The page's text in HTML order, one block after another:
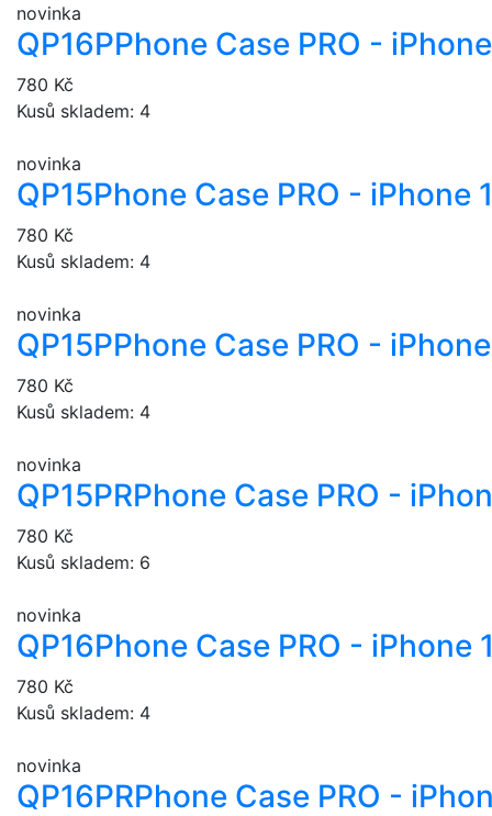
novinka
QP16PPhone Case PRO -
780 Kč
Kusů skladem: 4
novinka
QP15Phone Case PRO - iPhone
780 Kč
Kusů skladem: 4
novinka
QP15PPhone Case PRO -
780 Kč
Kusů skladem: 4
novinka
QP15PRPhone Case PRO -
780 Kč
Kusů skladem: 6
novinka
QP16Phone Case PRO - iPhone
780 Kč
Kusů skladem: 4
novinka
QP16PRPhone Case PRO -